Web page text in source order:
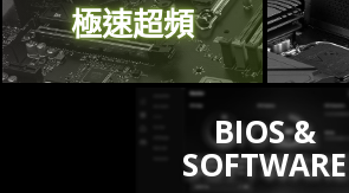
極速超頻
BIOS &
SOFTWARE